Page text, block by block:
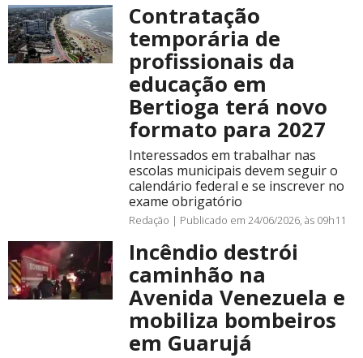
Contratação
temporária de
profissionais da
educação em
Bertioga terá novo
formato para 2027
Interessados em trabalhar nas
escolas municipais devem seguir o
calendário federal e se inscrever no
exame obrigatório
Redação | Publicado em 24/06/2026, às 09h11
Incêndio destrói
caminhão na
Avenida Venezuela e
mobiliza bombeiros
em Guarujá